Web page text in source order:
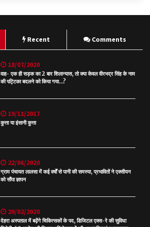
Recent Comments
18/07/2020
वाह- एक ही सड़क का 2 बार शिलान्यास, तो क्या केवल वीरभद्र सिंह के नाम
की पट्टिका बदलने को किया गया…?
19/11/2017
कुत्ता या इंसानी कुत्ता
22/06/2020
ग्राम पंचायत लालसा में कई वर्षों से पानी की समस्या, प्रभावितों ने एक्सीयन
को सौंपा ज्ञापन
20/02/2020
देहरा अस्पताल में बढ़ेंगे चिकित्सकों के पद, डिजिटल एक्स-रे की सुविधा